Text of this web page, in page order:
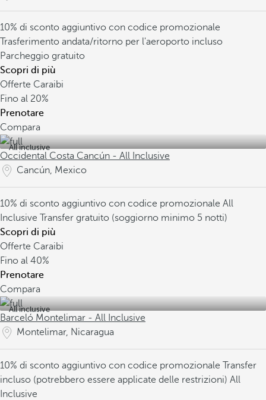
10% di sconto aggiuntivo con codice promozionale
Trasferimento andata/ritorno per l'aeroporto incluso
Parcheggio gratuito
Scopri di più
Offerte Caraibi
Fino al 20%
Prenotare
Compara
All inclusive
Occidental Costa Cancún - All Inclusive
Cancún, Mexico
10% di sconto aggiuntivo con codice promozionale All
Inclusive Transfer gratuito (soggiorno minimo 5 notti)
Scopri di più
Offerte Caraibi
Fino al 40%
Prenotare
Compara
All inclusive
Barceló Montelimar - All Inclusive
Montelimar, Nicaragua
10% di sconto aggiuntivo con codice promozionale Transfer
incluso (potrebbero essere applicate delle restrizioni) All
Inclusive